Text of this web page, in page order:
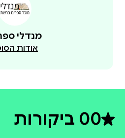
מנדלי
אודות
0דירוג ממוצע 0 מתוך 5
0 ביקורות